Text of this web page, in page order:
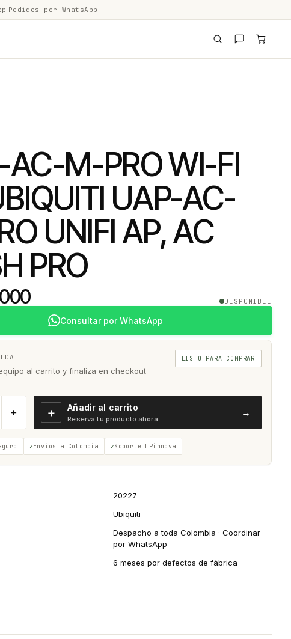
Pedidos por WhatsApp
AC-M-PRO WI-FI
UAP-AC-
UNIFI AP, AC
PRO
DISPONIBLE
Consultar por WhatsApp
al carrito y finaliza en checkout
LISTO PARA COMPRAR
+ ＋ Añadir al carrito
Reserva tu producto ahora
→
Envíos a Colombia Soporte LPinnova
20227
Ubiquiti
Despacho a toda Colombia · Coordinar
por WhatsApp
6 meses por defectos de fábrica